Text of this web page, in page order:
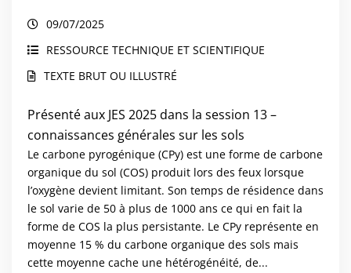
09/07/2025
RESSOURCE TECHNIQUE ET SCIENTIFIQUE
TEXTE BRUT OU ILLUSTRÉ
Présenté aux JES 2025 dans la session 13 –
connaissances générales sur les sols
Le carbone pyrogénique (CPy) est une forme de carbone
organique du sol (COS) produit lors des feux lorsque
l’oxygène devient limitant. Son temps de résidence dans
le sol varie de 50 à plus de 1000 ans ce qui en fait la
forme de COS la plus persistante. Le CPy représente en
moyenne 15 % du carbone organique des sols mais
cette moyenne cache une hétérogénéité, de...